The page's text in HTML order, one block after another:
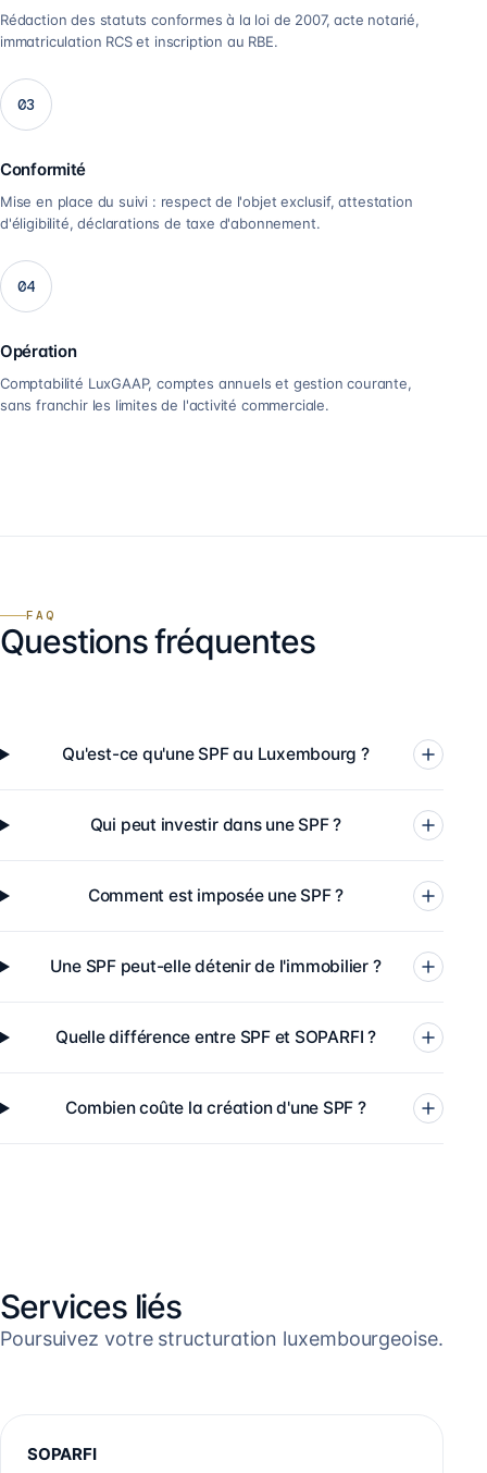
Rédaction des statuts conformes à la loi de 2007, acte notarié,
immatriculation RCS et inscription au RBE.
03
Conformité
Mise en place du suivi : respect de l'objet exclusif, attestation
d'éligibilité, déclarations de taxe d'abonnement.
04
Opération
Comptabilité LuxGAAP, comptes annuels et gestion courante,
sans franchir les limites de l'activité commerciale.
FAQ
Questions fréquentes
Qu'est-ce qu'une SPF au Luxembourg ?
Qui peut investir dans une SPF ?
Comment est imposée une SPF ?
Une SPF peut-elle détenir de l'immobilier ?
Quelle différence entre SPF et SOPARFI ?
Combien coûte la création d'une SPF ?
Services liés
Poursuivez votre structuration luxembourgeoise.
SOPARFI